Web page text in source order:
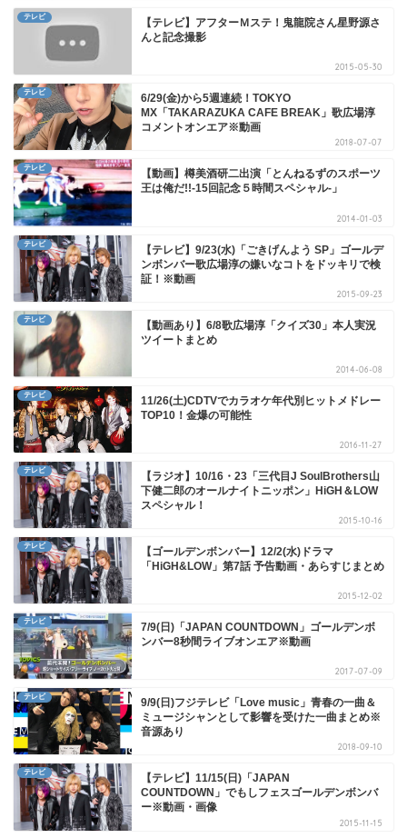
テレビ
【テレビ】アフターＭステ！鬼龍院さん星野源さ
んと記念撮影
2015-05-30
テレビ
6/29(金)から5週連続！TOKYO
MX「TAKARAZUKA CAFE BREAK」歌広場淳
コメントオンエア※動画
2018-07-07
テレビ
【動画】樽美酒研二出演「とんねるずのスポーツ
王は俺だ!!-15回記念５時間スペシャル-」
2014-01-03
テレビ
【テレビ】9/23(水)「ごきげんよう SP」ゴールデ
ンボンバー歌広場淳の嫌いなコトをドッキリで検
証！※動画
2015-09-23
テレビ
【動画あり】6/8歌広場淳「クイズ30」本人実況
ツイートまとめ
2014-06-08
テレビ
11/26(土)CDTVでカラオケ年代別ヒットメドレー
TOP10！金爆の可能性
2016-11-27
テレビ
【ラジオ】10/16・23「三代目J SoulBrothers山
下健二郎のオールナイトニッポン」HiGH＆LOW
スペシャル！
2015-10-16
テレビ
【ゴールデンボンバー】12/2(水)ドラマ
「HiGH&LOW」第7話 予告動画・あらすじまとめ
2015-12-02
テレビ
7/9(日)「JAPAN COUNTDOWN」ゴールデンボ
ンバー8秒間ライブオンエア※動画
2017-07-09
テレビ
9/9(日)フジテレビ「Love music」青春の一曲＆
ミュージシャンとして影響を受けた一曲まとめ※
音源あり
2018-09-10
テレビ
【テレビ】11/15(日)「JAPAN
COUNTDOWN」でもしフェスゴールデンボンバ
ー※動画・画像
2015-11-15